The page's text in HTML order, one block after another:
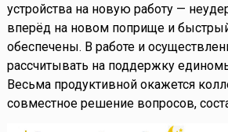
устройства на новую работу —
вперёд на новом поприще и
обеспечены. В работе и
рассчитывать на поддержку
Весьма продуктивной окажется
совместное решение вопросов,